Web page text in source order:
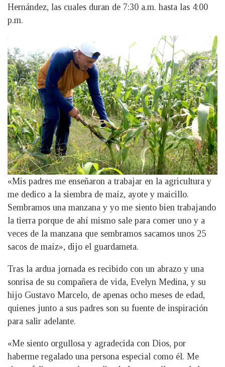
Hernández, las cuales duran de 7:30 a.m. hasta las 4:00
p.m.
«Mis padres me enseñaron a trabajar en la agricultura y
me dedico a la siembra de maíz, ayote y maicillo.
Sembramos una manzana y yo me siento bien trabajando
la tierra porque de ahí mismo sale para comer uno y a
veces de la manzana que sembramos sacamos unos 25
sacos de maíz», dijo el guardameta.
Tras la ardua jornada es recibido con un abrazo y una
sonrisa de su compañera de vida, Evelyn Medina, y su
hijo Gustavo Marcelo, de apenas ocho meses de edad,
quienes junto a sus padres son su fuente de inspiración
para salir adelante.
«Me siento orgullosa y agradecida con Dios, por
haberme regalado una persona especial como él. Me